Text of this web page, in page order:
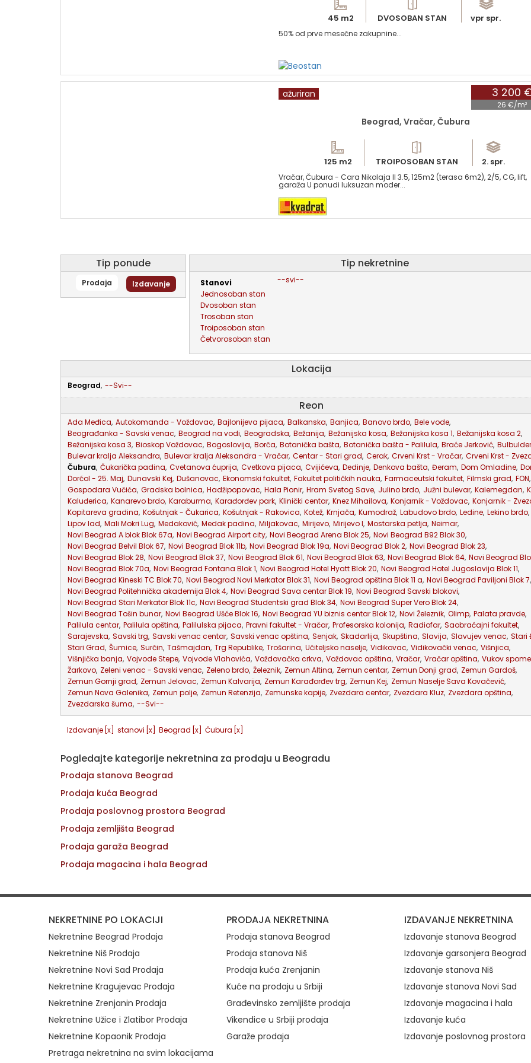
45 m2 DVOSOBAN STAN vpr spr.
50% od prve mesečne zakupnine...
3 200
26 €/m²
ažuriran
Beograd, Vračar, Čubura
125 m2 TROIPOSOBAN STAN 2. spr.
Vračar, Čubura - Cara Nikolaja II 3.5, 125m2 (terasa 6m2), 2/5, CG, lift,
garaža U ponudi luksuzan moder...
Tip ponude
Prodaja Izdavanje
tip nekretnine
stanovi
jednosoban stan
dvosoban stan
trosoban stan
troiposoban stan
četvorosoban stan
--svi--
Lokacija
Beograd, --Svi--
Reon
Ada Međica, Autokomanda - Voždovac, Bajlonijeva pijaca, Balkanska, Banjica, Banovo brdo, Bele vode,
Beograđanka - Savski venac, Beograd na vodi, Beogradska, Bežanija, Bežanijska kosa, Bežanijska kosa 1, Bežanijska kosa 2,
Bežanijska kosa 3, Bioskop Voždovac, Bogoslovija, Borča, Botanička bašta, Botanička bašta - Palilula, Braće Jerković, Bulbulder
Bulevar kralja Aleksandra, Bulevar kralja Aleksandra - Vračar, Centar - Stari grad, Cerak, Crveni Krst - Vračar, Crveni Krst -
Čubura, Čukarička padina, Cvetanova ćuprija, Cvetkova pijaca, Cvijićeva, Dedinje, Denkova bašta, Đeram, Dom Omladine,
Dorćol - 25. Maj, Dunavski Kej, Dušanovac, Ekonomski fakultet, Fakultet političkih nauka, Farmaceutski fakultet, Filmski grad, FON,
Gospodara Vučića, Gradska bolnica, Hadžipopovac, Hala Pionir, Hram Svetog Save, Julino brdo, Južni bulevar, Kalemegdan,
Kaluđerica, Kanarevo brdo, Karaburma, Karađorđev park, Klinički centar, Knez Mihailova, Konjarnik - Voždovac, Konjarnik -
Kopitareva gradina, Košutnjak - Čukarica, Košutnjak - Rakovica, Kotež, Krnjača, Kumodraž, Labudovo brdo, Ledine, Lekino brdo,
Lipov lad, Mali Mokri Lug, Medaković, Medak padina, Miljakovac, Mirijevo, Mirijevo I, Mostarska petlja, Neimar,
Novi Beograd A blok Blok 67a, Novi Beograd Airport city, Novi Beograd Arena Blok 25, Novi Beograd B92 Blok 30,
Novi Beograd Belvil Blok 67, Novi Beograd Blok 11b, Novi Beograd Blok 19a, Novi Beograd Blok 2, Novi Beograd Blok 23,
Novi Beograd Blok 28, Novi Beograd Blok 37, Novi Beograd Blok 61, Novi Beograd Blok 63, Novi Beograd Blok 64, Novi Beograd
Novi Beograd Blok 70a, Novi Beograd Fontana Blok 1, Novi Beograd Hotel Hyatt Blok 20, Novi Beograd Hotel Jugoslavija Blok 11,
Novi Beograd Kineski TC Blok 70, Novi Beograd Novi Merkator Blok 31, Novi Beograd opština Blok 11 a, Novi Beograd Paviljoni Blok 7,
Novi Beograd Politehnička akademija Blok 4, Novi Beograd Sava centar Blok 19, Novi Beograd Savski blokovi,
Novi Beograd Stari Merkator Blok 11c, Novi Beograd Studentski grad Blok 34, Novi Beograd Super Vero Blok 24,
Novi Beograd Tošin bunar, Novi Beograd Ušće Blok 16, Novi Beograd YU biznis centar Blok 12, Novi Železnik, Olimp, Palata pravde,
Palilula centar, Palilula opština, Palilulska pijaca, Pravni fakultet - Vračar, Profesorska kolonija, Radiofar, Saobraćajni fakultet,
Sarajevska, Savski trg, Savski venac centar, Savski venac opština, Senjak, Skadarlija, Skupština, Slavija, Slavujev venac, Stari
Stari Grad, Šumice, Surčin, Tašmajdan, Trg Republike, Trošarina, Učiteljsko naselje, Vidikovac, Vidikovački venac, Višnjica,
Višnjička banja, Vojvode Stepe, Vojvode Vlahovića, Voždovačka crkva, Voždovac opština, Vračar, Vračar opština, Vukov
Žarkovo, Zeleni venac - Savski venac, Zeleno brdo, Železnik, Zemun Altina, Zemun centar, Zemun Donji grad, Zemun Gardoš,
Zemun Gornji grad, Zemun Jelovac, Zemun Kalvarija, Zemun Karađorđev trg, Zemun Kej, Zemun Naselje Sava Kovačević,
Zemun Nova Galenika, Zemun polje, Zemun Retenzija, Zemunske kapije, Zvezdara centar, Zvezdara Kluz, Zvezdara opština,
Zvezdarska šuma, --Svi--
Izdavanje [x] stanovi [x] Beograd [x] Čubura [x]
Pogledajte kategorije nekretnina za prodaju u Beogradu
Prodaja stanova Beograd
Prodaja kuća Beograd
Prodaja poslovnog prostora Beograd
Prodaja zemljišta Beograd
Prodaja garaža Beograd
Prodaja magacina i hala Beograd
NEKRETNINE PO LOKACIJI
Nekretnine Beograd Prodaja
Nekretnine Niš Prodaja
Nekretnine Novi Sad Prodaja
Nekretnine Kragujevac Prodaja
Nekretnine Zrenjanin Prodaja
Nekretnine Užice i Zlatibor Prodaja
Nekretnine Kopaonik Prodaja
Pretraga nekretnina na svim lokacijama
PRODAJA NEKRETNINA
Prodaja stanova Beograd
Prodaja stanova Niš
Prodaja kuća Zrenjanin
Kuće na prodaju u Srbiji
Građevinsko zemljište prodaja
Vikendice u Srbiji prodaja
Garaže prodaja
IZDAVANJE NEKRETNINA
Izdavanje stanova Beograd
Izdavanje garsonjera Beograd
Izdavanje stanova Niš
Izdavanje stanova Novi Sad
Izdavanje magacina i hala
Izdavanje kuća
Izdavanje poslovnog prostora